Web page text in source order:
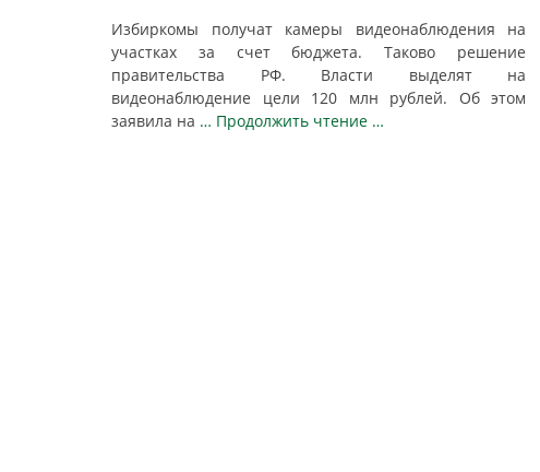
Избиркомы получат камеры видеонаблюдения на
участках за счет бюджета. Таково решение
правительства РФ. Власти выделят на
видеонаблюдение цели 120 млн рублей. Об этом
заявила на … Продолжить чтение …